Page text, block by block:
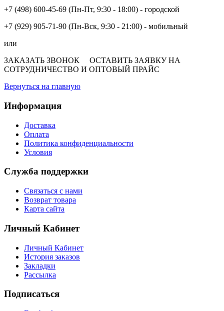
+7 (498) 600-45-69 (Пн-Пт, 9:30 - 18:00) - городской
+7 (929) 905-71-90 (Пн-Вск, 9:30 - 21:00) - мобильный
или
ЗАКАЗАТЬ ЗВОНОК
ОСТАВИТЬ ЗАЯВКУ НА
СОТРУДНИЧЕСТВО И ОПТОВЫЙ ПРАЙС
Вернуться на главную
Информация
Доставка
Оплата
Политика конфиденциальности
Условия
Служба поддержки
Связаться с нами
Возврат товара
Карта сайта
Личный Кабинет
Личный Кабинет
История заказов
Закладки
Рассылка
Подписаться